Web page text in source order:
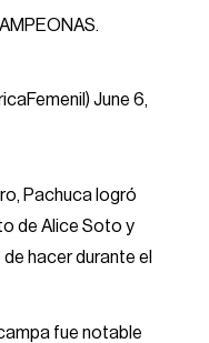
June 6,
Pachuca logró
de Alice Soto y
hacer durante el
fue notable